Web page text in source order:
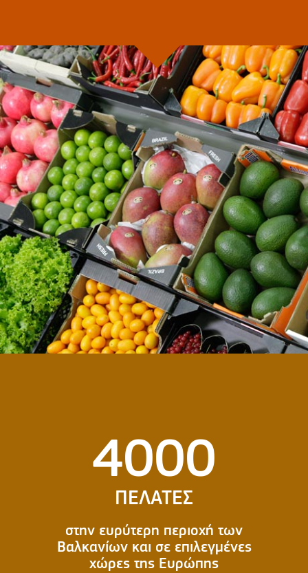
4000
ΠΕΛΑΤΕΣ
στην ευρύτερη περιοχή των
Βαλκανίων και σε επιλεγμένες
χώρες της Ευρώπης